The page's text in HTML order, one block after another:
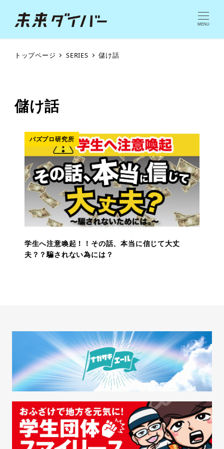
MENU
トップページ SERIES 儲け話
儲け話
バズプロ研究所
学生へ注意喚起！！その話、本当に信じて大丈
夫？？騙されない為には？